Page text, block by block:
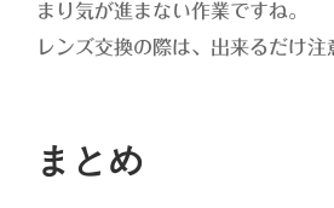
まり気が進まない作業ですね。
レンズ交換の際は、出来るだけ注
まとめ